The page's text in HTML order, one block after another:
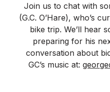
Join us to chat with
(G.C. O’Hare), who’s
bike trip. We’ll hear
preparing for his
conversation about
GC’s music at: